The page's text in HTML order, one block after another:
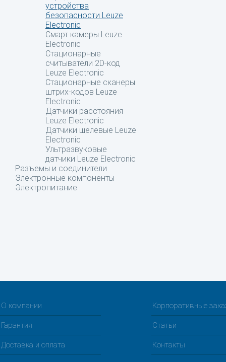
устройства
безопасности Leuze
Electronic
Смарт камеры Leuze
Electronic
Стационарные
считыватели 2D-код
Leuze Electronic
Стационарные сканеры
штрих-кодов Leuze
Electronic
Датчики расстояния
Leuze Electronic
Датчики щелевые Leuze
Electronic
Ультразвуковые
датчики Leuze Electronic
Разъемы и соединители
Электронные компоненты
Электропитание
О компании Корпоративные
Гарантия Статьи
Доставка и оплата Контакты